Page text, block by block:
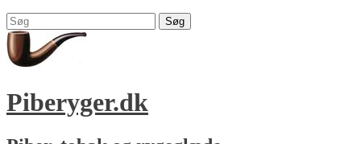
Vis
sidehoved
sidebjælke
indhold
Søg
efter:
Piberyger.dk